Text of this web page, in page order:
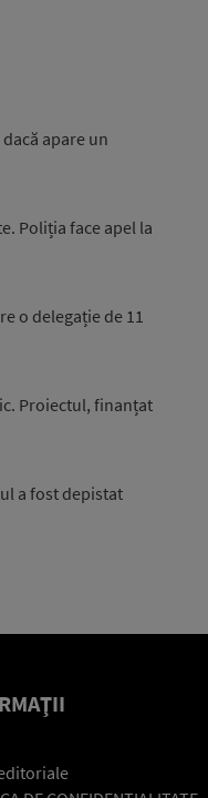
apare un
Poliția face apel la
o delegație de 11
Proiectul, finanțat
a fost depistat